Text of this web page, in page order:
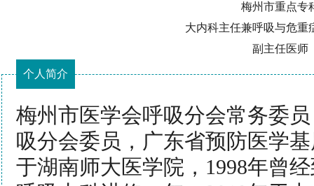
梅州市重点专
大内科主任兼呼吸与危重
副主任医师
个人简介
梅州市医学会呼吸分会常务委
吸分会委员，广东省预防医学
于湖南师大医学院，1998年曾